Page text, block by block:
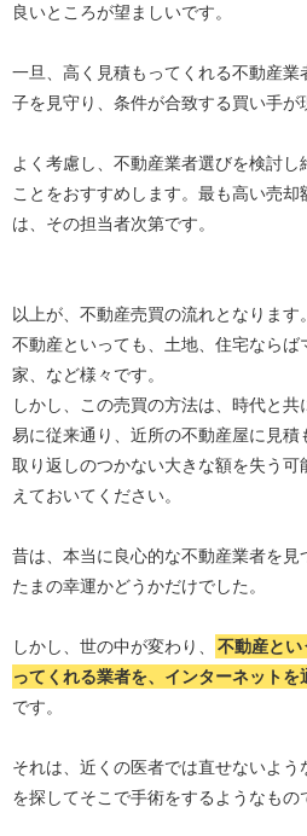
良いところが望ましいです。
一旦、高く見積もってくれる不動産
子を見守り、条件が合致する買い手が
よく考慮し、不動産業者選びを検討し
ことをおすすめします。最も高い売
は、その担当者次第です。
以上が、不動産売買の流れとなります。
不動産といっても、土地、住宅ならば
家、など様々です。
しかし、この売買の方法は、時代と
易に従来通り、近所の不動産屋に見積
取り返しのつかない大きな額を失う
えておいてください。
昔は、本当に良心的な不動産業者を見
たまの幸運かどうかだけでした。
しかし、世の中が変わり、
不動産とい
ってくれる業者を、インターネット
です。
それは、近くの医者では直せないよ
を探してそこで手術をするようなもの